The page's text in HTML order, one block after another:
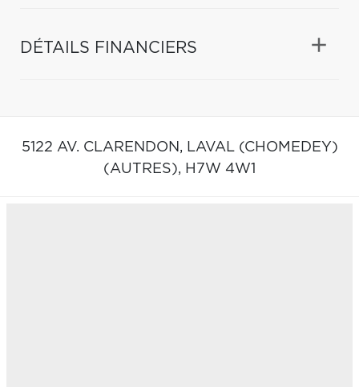
DÉTAILS FINANCIERS
5122 AV. CLARENDON, LAVAL (CHOMEDEY)
(AUTRES), H7W 4W1